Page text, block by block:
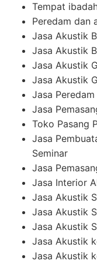
Tempat
Peredam dan
Jasa Akustik
Jasa Akustik
Jasa Akustik
Jasa Akustik
Jasa
Jasa
Toko Pasang
Jasa
Seminar
Jasa
Jasa Interior
Jasa Akustik
Jasa Akustik
Jasa Akustik
Jasa Akustik
Jasa Akustik